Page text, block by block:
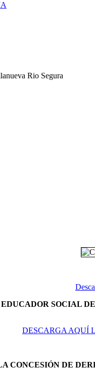
SOCIAL
DESCARGA AQUÍ
CONCESIÓN DE